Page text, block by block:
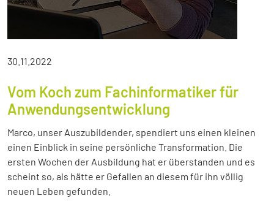
30.11.2022
Vom Koch zum Fachinformatiker für
Anwendungsentwicklung
Marco, unser Auszubildender, spendiert uns einen kleinen
einen Einblick in seine persönliche Transformation. Die
ersten Wochen der Ausbildung hat er überstanden und es
scheint so, als hätte er Gefallen an diesem für ihn völlig
neuen Leben gefunden.